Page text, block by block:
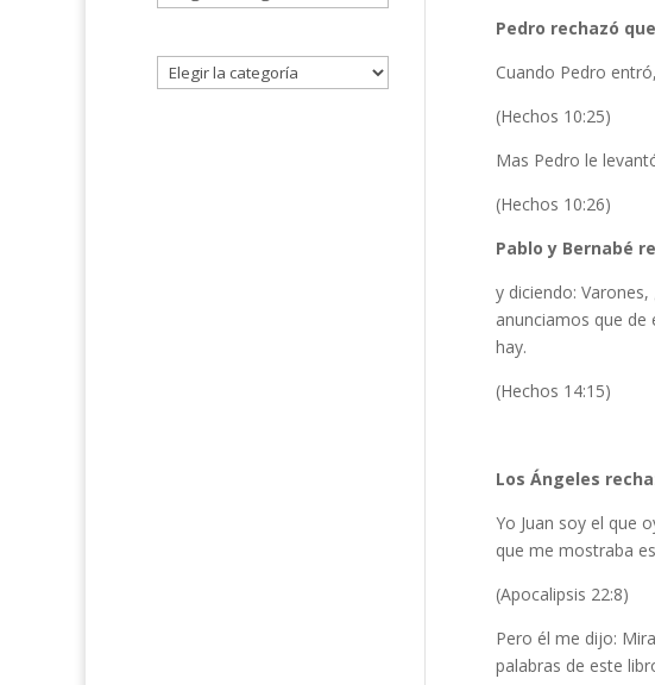
Pedro rechazó
Cuando Pedro
(Hechos 10:25)
Mas Pedro le
(Hechos 10:26)
Pablo y Bernabé
y diciendo:
anunciamos que
hay.
(Hechos 14:15)
Los Ángeles
Yo Juan soy el que
que me mostraba
(Apocalipsis 22:8)
Pero él me dijo:
palabras de este
un